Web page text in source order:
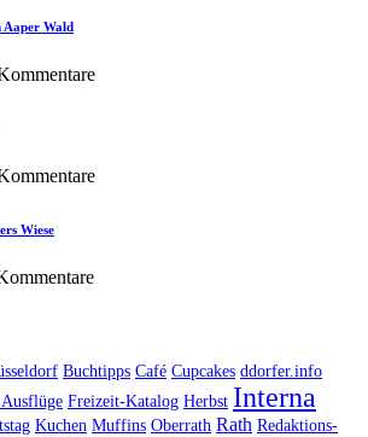
Aaper Wald
Wiese
Buchtipps Café Cupcakes ddorfer.info
Freizeit-Katalog Herbst Interna
Kuchen Muffins Oberrath Rath Redaktions-